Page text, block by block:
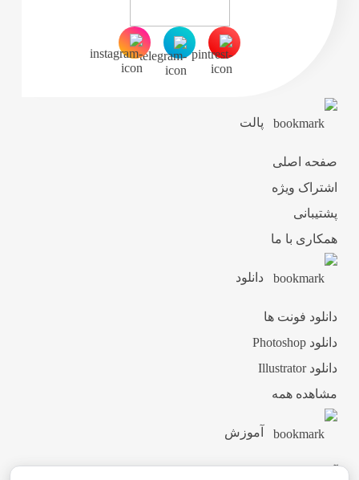
پالت
صفحه اصلی
اشتراک ویژه
پشتیبانی
همکاری با ما
دانلود
دانلود فونت ها
دانلود Photoshop
دانلود Illustrator
مشاهده همه
آموزش